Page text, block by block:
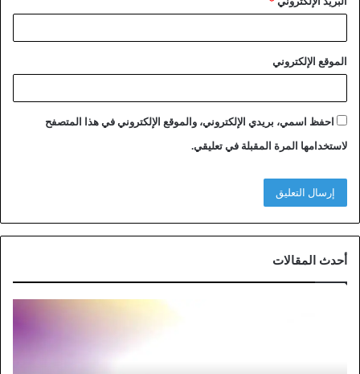
الموقع الإلكتروني
احفظ اسمي، بريدي الإلكتروني، والموقع الإلكتروني في هذا المتصفح
لاستخدامها المرة المقبلة في تعليقي.
أحدث المقالات